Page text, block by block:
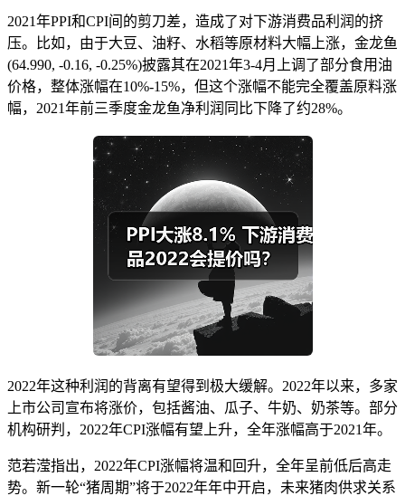
2021年PPI和CPI间的剪刀差，造成了对下游消费品利润的挤
压。比如，由于大豆、油籽、水稻等原材料大幅上涨，金龙鱼
(64.990, -0.16, -0.25%)披露其在2021年3-4月上调了部分食用油
价格，整体涨幅在10%-15%，但这个涨幅不能完全覆盖原料涨
幅，2021年前三季度金龙鱼净利润同比下降了约28%。
2022年这种利润的背离有望得到极大缓解。2022年以来，多家
上市公司宣布将涨价，包括酱油、瓜子、牛奶、奶茶等。部分
机构研判，2022年CPI涨幅有望上升，全年涨幅高于2021年。
范若滢指出，2022年CPI涨幅将温和回升，全年呈前低后高走
势。新一轮“猪周期”将于2022年年中开启，未来猪肉供求关系